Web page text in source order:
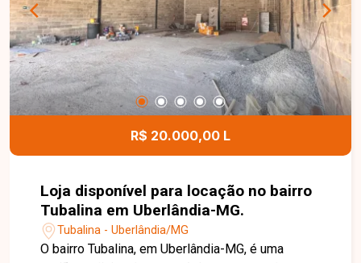
praticidade no planejamento mensal. O
condomínio oferece excelente estrutura de lazer
e comodidade, com piscina, salão de festas, 3
espaços gourmet, espaço fitness, pista para
caminhada, elevador, portaria e coletor de lixo em
cada bloco, garantindo mais segurança, conforto
e qualidade de vida aos moradores. Uma
excelente oportunidade para quem busca um
condomínio com ótima infraestrutura. Entre em
contato e agende sua visita!
R$ 20.000,00 L
Loja disponível para locação no bairro
Tubalina em Uberlândia-MG.
Tubalina - Uberlândia/MG
O bairro Tubalina, em Uberlândia-MG, é uma